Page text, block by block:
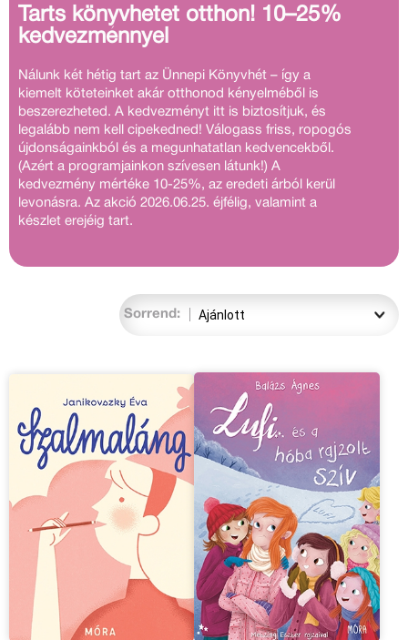
Tarts könyvhetet otthon! 10–25%
kedvezménnyel
Nálunk két hétig tart az Ünnepi Könyvhét – így a
kiemelt köteteinket akár otthonod kényelméből is
beszerezheted. A kedvezményt itt is biztosítjuk, és
legalább nem kell cipekedned! Válogass friss, ropogós
újdonságainkból és a megunhatatlan kedvencekből.
(Azért a programjainkon szívesen látunk!) A
kedvezmény mértéke 10-25%, az eredeti árból kerül
levonásra. Az akció 2026.06.25. éjfélig, valamint a
készlet erejéig tart.
Sorrend: